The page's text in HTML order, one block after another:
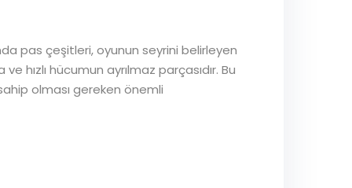
pas çeşitleri, oyunun seyrini belirleyen
hızlı hücumun ayrılmaz parçasıdır. Bu
olması gereken önemli